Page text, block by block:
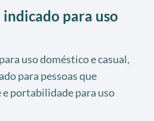
indicado para uso
uso doméstico e casual,
para pessoas que
portabilidade para uso